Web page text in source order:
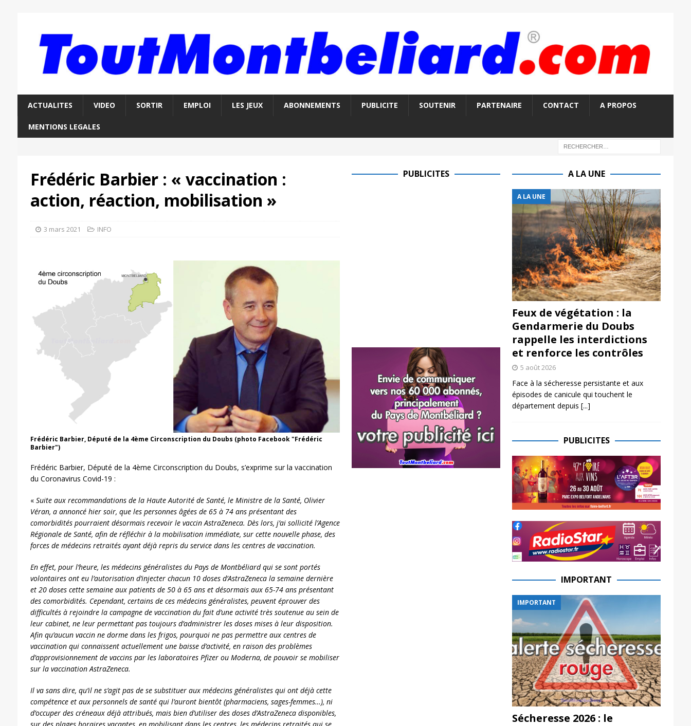
ACTUALITES VIDEO SORTIR EMPLOI LES JEUX ABONNEMENTS PUBLICITE SOUTENIR PARTENAIRE CONTACT A PROPOS
MENTIONS LEGALES
Frédéric Barbier : « vaccination :
action, réaction, mobilisation »
3 mars 2021 INFO
Frédéric Barbier, Député de la 4ème Circonscription du Doubs (photo Facebook "Frédéric
Barbier")
Frédéric Barbier, Député de la 4ème Circonscription du Doubs, s’exprime sur la vaccination
du Coronavirus Covid-19 :
« Suite aux recommandations de la Haute Autorité de Santé, le Ministre de la Santé, Olivier
Véran, a annoncé hier soir, que les personnes âgées de 65 à 74 ans présentant des
comorbidités pourraient désormais recevoir le vaccin AstraZeneca. Dès lors, j’ai sollicité l’Agence
Régionale de Santé, afin de réfléchir à la mobilisation immédiate, sur cette nouvelle phase, des
forces de médecins retraités ayant déjà repris du service dans les centres de vaccination.
En effet, pour l’heure, les médecins généralistes du Pays de Montbéliard qui se sont portés
volontaires ont eu l’autorisation d’injecter chacun 10 doses d’AstraZeneca la semaine dernière
et 20 doses cette semaine aux patients de 50 à 65 ans et désormais aux 65-74 ans présentant
des comorbidités. Cependant, certains de ces médecins généralistes, peuvent éprouver des
difficultés à rejoindre la campagne de vaccination du fait d’une activité très soutenue au sein de
leur cabinet, ne leur permettant pas toujours d’administrer les doses mises à leur disposition.
Afin qu’aucun vaccin ne dorme dans les frigos, pourquoi ne pas permettre aux centres de
vaccination qui connaissent actuellement une baisse d’activité, en raison des problèmes
d’approvisionnement de vaccins par les laboratoires Pfizer ou Moderna, de pouvoir se mobiliser
sur la vaccination AstraZeneca.
Il va sans dire, qu’il ne s’agit pas de se substituer aux médecins généralistes qui ont déjà cette
compétence et aux personnels de santé qui l’auront bientôt (pharmaciens, sages-femmes…), ni
d’occuper des créneaux déjà attribués, mais bien d’utiliser des doses d’AstraZeneca disponibles,
PUBLICITES A LA UNE
A LA UNE
Feux de végétation : la
Gendarmerie du Doubs
rappelle les interdictions
et renforce les contrôles
5 août 2026
Face à la sécheresse persistante et aux
épisodes de canicule qui touchent le
département depuis [...]
PUBLICITES
IMPORTANT
IMPORTANT
Sécheresse 2026 : le